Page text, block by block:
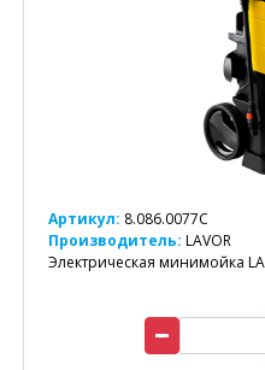
Артикул: 8.086.0077C
Производитель: LAVOR
Электрическая минимойка